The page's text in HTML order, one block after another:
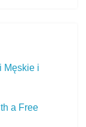
Męskie i
a Free